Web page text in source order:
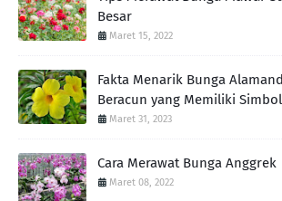
Besar
Maret 15, 2022
Fakta Menarik Bunga
Beracun yang Memiliki
Maret 31, 2023
Cara Merawat Bunga Anggrek
Maret 08, 2022